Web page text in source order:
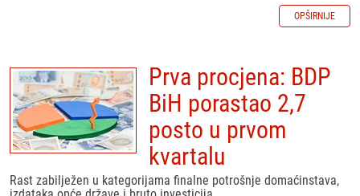
OPŠIRNIJE
Prva procjena: BDP
BiH porastao 2,7
posto u prvom
kvartalu
Rast zabilježen u kategorijama finalne potrošnje domaćinstava,